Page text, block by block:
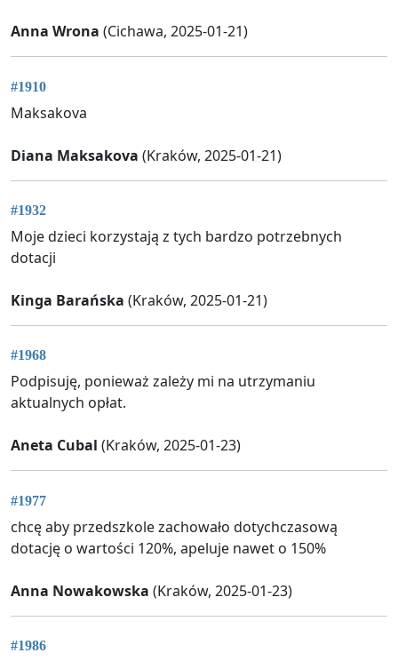
Anna Wrona (Cichawa, 2025-01-21)
#1910
Maksakova
Diana Maksakova (Kraków, 2025-01-21)
#1932
Moje dzieci korzystają z tych bardzo potrzebnych
dotacji
Kinga Barańska (Kraków, 2025-01-21)
#1968
Podpisuję, ponieważ zależy mi na utrzymaniu
aktualnych opłat.
Aneta Cubal (Kraków, 2025-01-23)
#1977
chcę aby przedszkole zachowało dotychczasową
dotację o wartości 120%, apeluje nawet o 150%
Anna Nowakowska (Kraków, 2025-01-23)
#1986